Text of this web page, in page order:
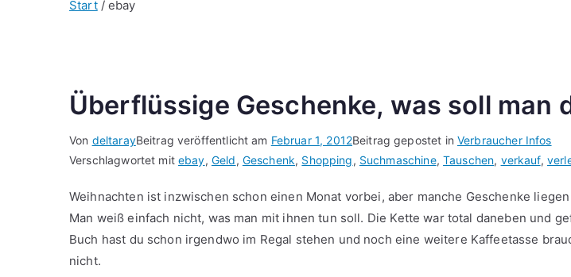
Start ebay
Überflüssige Geschenke, was soll man
Von deltarayBeitrag veröffentlicht am Februar 1, 2012Beitrag gepostet in Verbraucher Infos
Verschlagwortet mitebay, Geld, Geschenk, Shopping, Suchmaschine,Tauschen, verkauf,
Weihnachten ist inzwischen schon einen Monat vorbei, aber manche Geschenke
Man weiß einfach nicht, was man mit ihnen tun soll. Die Kette war total daneben und
Buch hast du schon irgendwo im Regal stehen und noch eine weitere Kaffeetasse
nicht.